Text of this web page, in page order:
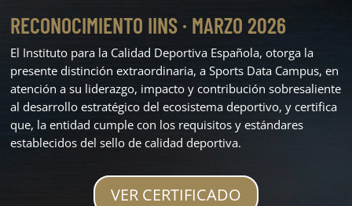
RECONOCIMIENTO IINS · MARZO 2026
El Instituto para la Calidad Deportiva Española, otorga la
presente distinción extraordinaria, a Sports Data Campus, en
atención a su liderazgo, impacto y contribución sobresaliente
al desarrollo estratégico del ecosistema deportivo, y certifica
que, la entidad cumple con los requisitos y estándares
establecidos del sello de calidad deportiva.
VER CERTIFICADO